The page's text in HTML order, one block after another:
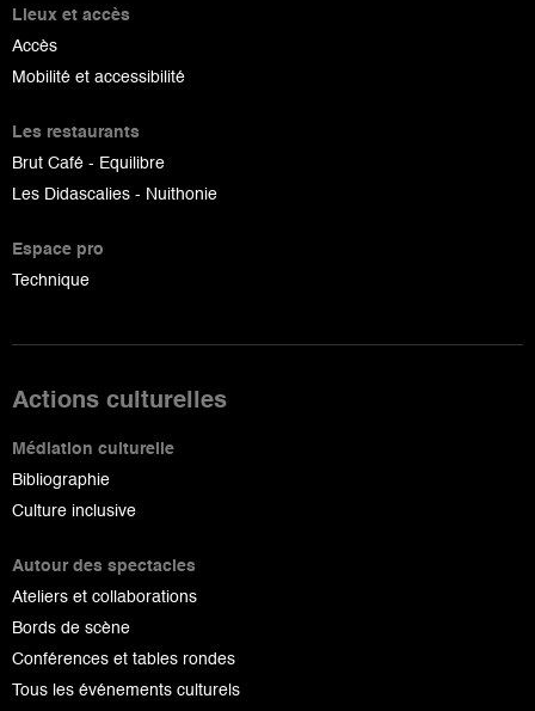
Lieux et accès
Accès
Mobilité et accessibilité
Les restaurants
Brut Café - Equilibre
Les Didascalies - Nuithonie
Espace pro
Technique
Actions culturelles
Médiation culturelle
Bibliographie
Culture inclusive
Autour des spectacles
Ateliers et collaborations
Bords de scène
Conférences et tables rondes
Tous les événements culturels